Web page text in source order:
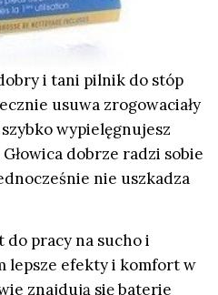
i tani pilnik do stóp
usuwa zrogowaciały
wypielęgnujesz
dobrze radzi sobie
nie uszkadza
pracy na sucho i
lepsze efekty i komfort w
znajdują się baterie